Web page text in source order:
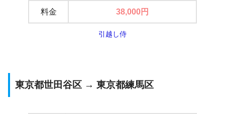
料金 38,000円
引越し侍
東京都世田谷区 → 東京都練馬区